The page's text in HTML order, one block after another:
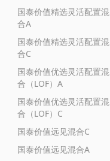
国泰价值精选灵活配置混
合A
国泰价值精选灵活配置混
合C
国泰价值优选灵活配置混
合（LOF）A
国泰价值优选灵活配置混
合（LOF）C
国泰价值远见混合C
国泰价值远见混合A